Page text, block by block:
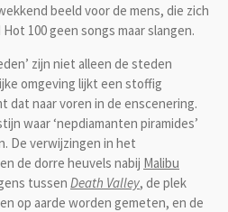
beeld voor de mens, die zich
100 geen songs maar slangen.
zijn niet alleen de steden
omgeving lijkt een stoffig
dat naar voren in de enscenering.
waar ‘nepdiamanten piramides’
De verwijzingen in het
de dorre heuvels nabij Malibu
tussen Death Valley, de plek
op aarde worden gemeten, en de